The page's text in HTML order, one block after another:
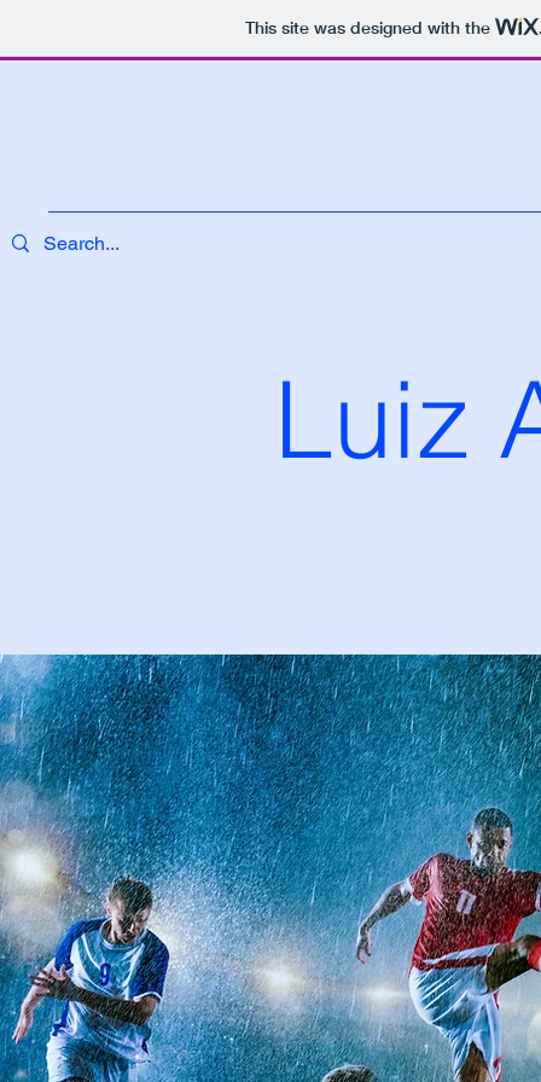
This site was designed with the
Luiz